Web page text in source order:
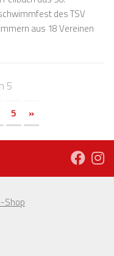
des TSV
aus 18 Vereinen
5
5 »
Shop